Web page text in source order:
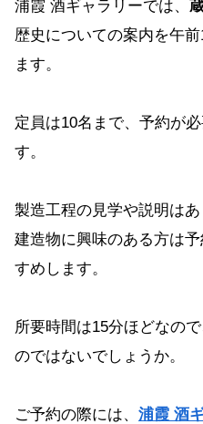
浦霞 酒ギャラリーでは、
歴史についての案内を午
ます。
定員は10名まで、予約が
す。
製造工程の見学や説明は
建造物に興味のある方は
すめします。
所要時間は15分ほどなの
のではないでしょうか。
ご予約の際には、 浦霞 酒